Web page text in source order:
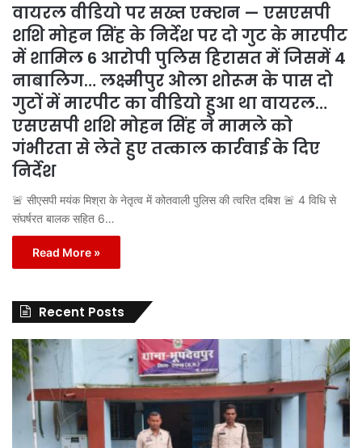
वायरल वीडियो पर सख्त एक्शन — एसएसपी
शशि मोहन सिंह के निर्देश पर दो गुट के मारपीट
में शामिल 6 आरोपी पुलिस हिरासत में जिसमें 4
नाबालिग… लक्ष्मीपुर ओला शोरूम के पास दो
गुटों में मारपीट का वीडियो हुआ था वायरल…
एसएसपी शशि मोहन सिंह ने मामले को
गंभीरता से लेते हुए तत्काल कार्रवाई के दिए
निर्देश
🚨 सीएसपी मयंक मिश्रा के नेतृत्व में कोतवाली पुलिस की त्वरित दबिश 🚨 4 विधि से
संघर्षरत बालक सहित 6…
Read More »
Recent Posts